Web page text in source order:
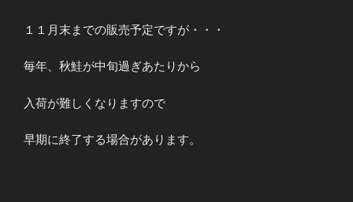
１１月末までの販売予定ですが・・・
毎年、秋鮭が中旬過ぎあたりから
入荷が難しくなりますので
早期に終了する場合があります。